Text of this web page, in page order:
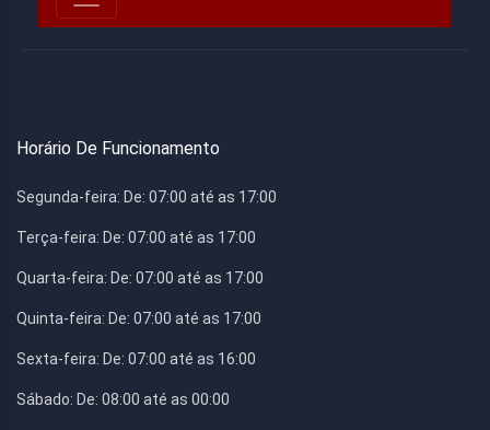
Horário De Funcionamento
Segunda-feira: De: 07:00 até as 17:00
Terça-feira: De: 07:00 até as 17:00
Quarta-feira: De: 07:00 até as 17:00
Quinta-feira: De: 07:00 até as 17:00
Sexta-feira: De: 07:00 até as 16:00
Sábado: De: 08:00 até as 00:00